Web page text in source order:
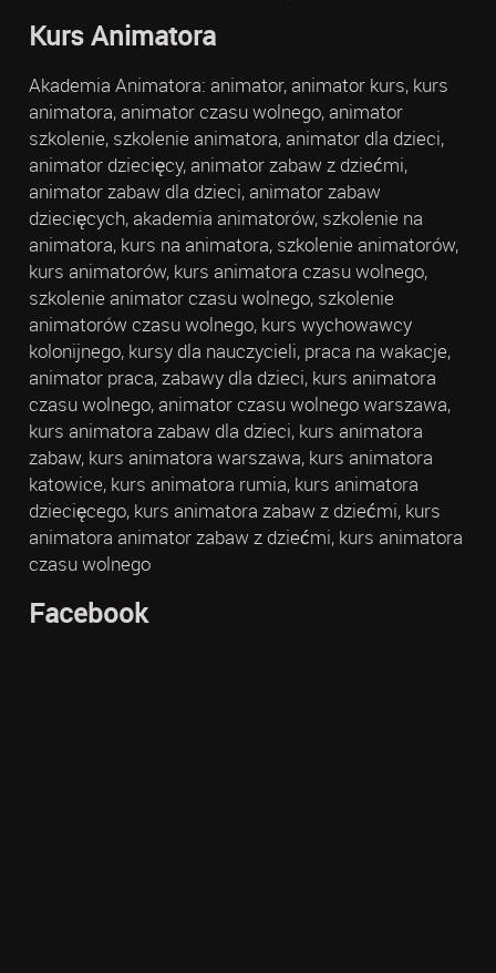
Kurs Animatora
Akademia Animatora: animator, animator kurs, kurs
animatora, animator czasu wolnego, animator
szkolenie, szkolenie animatora, animator dla dzieci,
animator dziecięcy, animator zabaw z dziećmi,
animator zabaw dla dzieci, animator zabaw
dziecięcych, akademia animatorów, szkolenie na
animatora, kurs na animatora, szkolenie animatorów,
kurs animatorów, kurs animatora czasu wolnego,
szkolenie animator czasu wolnego, szkolenie
animatorów czasu wolnego, kurs wychowawcy
kolonijnego, kursy dla nauczycieli, praca na wakacje,
animator praca, zabawy dla dzieci, kurs animatora
czasu wolnego, animator czasu wolnego warszawa,
kurs animatora zabaw dla dzieci, kurs animatora
zabaw, kurs animatora warszawa, kurs animatora
katowice, kurs animatora rumia, kurs animatora
dziecięcego, kurs animatora zabaw z dziećmi, kurs
animatora animator zabaw z dziećmi, kurs animatora
czasu wolnego
Facebook